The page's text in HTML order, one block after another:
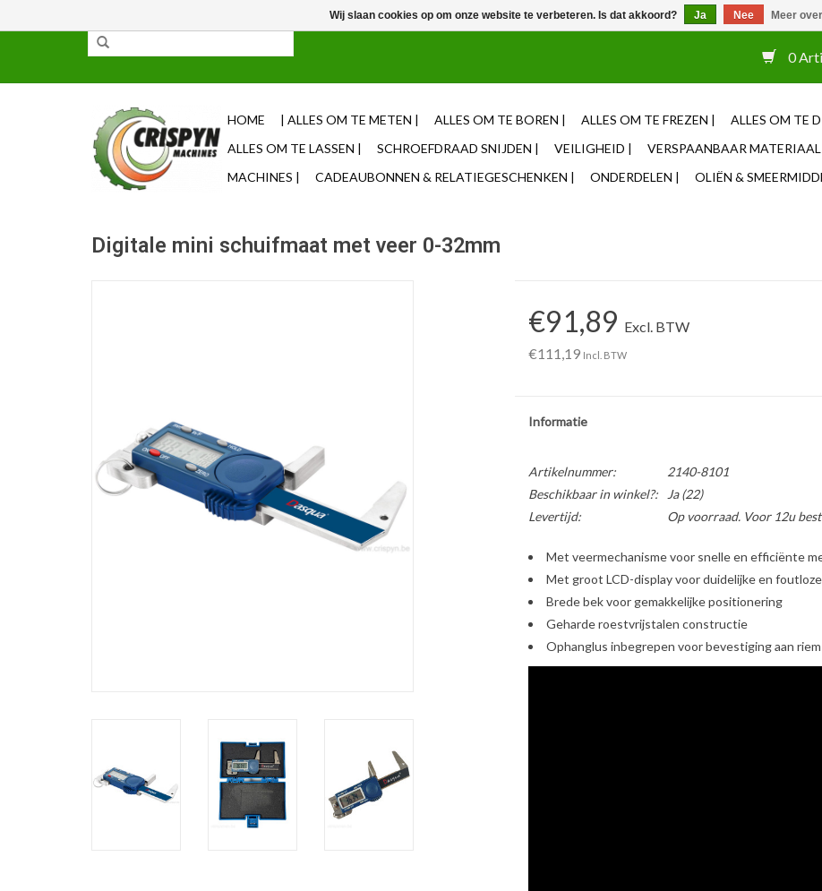
0
HOME | ALLES OM TE METEN | ALLES OM TE BOREN | ALLES OM TE FREZEN | ALLES OM TE
ALLES OM TE LASSEN |
SCHROEFDRAAD SNIJDEN | VEILIGHEID | VERSPAANBAAR
MACHINES |
CADEAUBONNEN & RELATIEGESCHENKEN | ONDERDELEN | OLIËN &
Digitale mini schuifmaat met veer 0-32mm
€91,89 Excl. BTW
€111,19 Incl. BTW
Informatie
Artikelnummer:
2140-8101
Beschikbaar in winkel?:
Ja(22)
Levertijd:
Op voorraad. Voor 12u
Met veermechanisme voor snelle en efficiënte
Met groot LCD-display voor duidelijke en
Brede bek voor gemakkelijke positionering
Geharde roestvrijstalen constructie
Ophanglus inbegrepen voor bevestiging aan
Wij slaan cookies op om onze website te verbeteren. Is dat akkoord? Ja Nee Meer
✓ 85% uit voorraad leverbaar ✓ Op werkdagen voor 12u besteld, zelfde dag verzonden ✓ Eigen adviseurs ✓ Naast